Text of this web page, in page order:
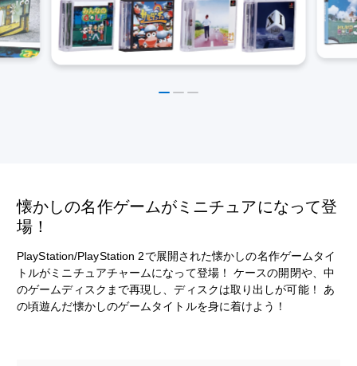
懐かしの名作ゲームがミニチュアになって登
場！
PlayStation/PlayStation 2で展開された懐かしの名作ゲームタイ
トルがミニチュアチャームになって登場！ ケースの開閉や、中
のゲームディスクまで再現し、ディスクは取り出しが可能！ あ
の頃遊んだ懐かしのゲームタイトルを身に着けよう！